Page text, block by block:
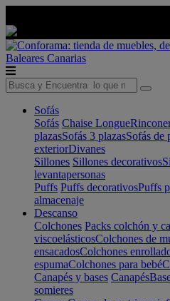
Baleares Canarias
Sofás
Sofás Chaise Longue
plazasSofás 3 plazasSofás de
exteriorDivanes
Sillones Sillones decorativos
levantapersonas
Puffs Puffs decorativosPuffs
almacenaje
Descanso
Colchones Packs colchón y
viscoelásticosColchones de
ensacadosColchones
espumaColchones para bebé
Canapés y bases Canapés
somieres